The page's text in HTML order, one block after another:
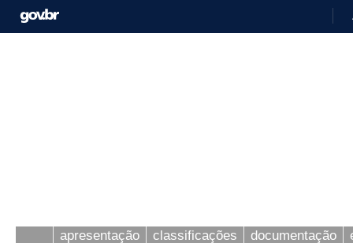
apresentação classificações documentação